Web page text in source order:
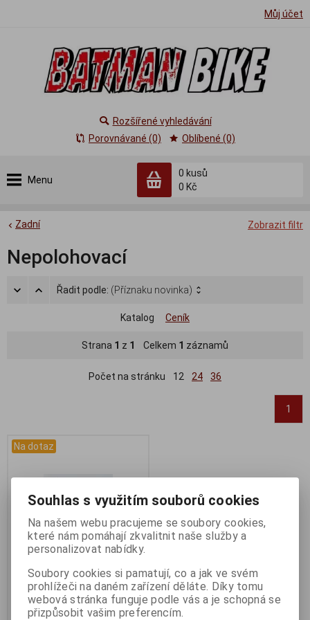
Můj účet
Menu
0 kusů
0 Kč
Rozšířené vyhledávání
Porovnávané (0)
Oblíbené (0)
Zobrazit filtr
Zadní
Nepolohovací
Řadit podle: (Příznaku novinka)
Katalog Ceník
Strana 1 z 1 Celkem 1 záznamů
Počet na stránku 12 24 36
1
Na dotaz
Dotaz na zboží
Katalogové číslo: DOTAZ
Záruka (měsíců):24
Souhlas s využitím souborů cookies
Na našem webu pracujeme se soubory cookies,
které nám pomáhají zkvalitnit naše služby a
personalizovat nabídky.
Soubory cookies si pamatují, co a jak ve svém
prohlížeči na daném zařízení děláte. Díky tomu
webová stránka funguje podle vás a je schopná se
přizpůsobit vašim preferencím.